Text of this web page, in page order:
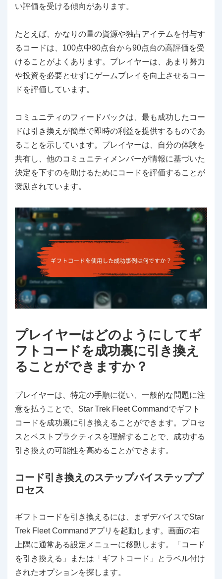
い評価を受ける傾向があります。
たとえば、かなりの量の資源や独占アイテムを付与す
るコードは、100点中80点台から90点台の高評価を受
けることがよくあります。プレイヤーは、あまり努力
や投資を必要とせずにゲームプレイを向上させるコー
ドを評価しています。
コミュニティのフィードバックは、最も成功したコー
ドは引き換えが簡単で即時の利益を提供するものであ
ることを示しています。プレイヤーは、自分の体験を
共有し、他のコミュニティメンバーが情報に基づいた
決定を下すのを助けるためにコードを評価することが
奨励されています。
プレイヤーはどのようにしてギ
フトコードを成功裏に引き換え
ることができますか？
プレイヤーは、特定の手順に従い、一般的な問題に注
意を払うことで、Star Trek Fleet Commandでギフト
コードを成功裏に引き換えることができます。プロセ
スとベストプラクティスを理解することで、成功する
引き換えの可能性を高めることができます。
コード引き換えのステップバイステッププ
ロセス
ギフトコードを引き換えるには、まずデバイスでStar
Trek Fleet Commandアプリを起動します。画面の右
上隅に通常ある設定メニューに移動します。「コード
を引き換える」または「ギフトコード」とラベル付け
されたオプションを探します。